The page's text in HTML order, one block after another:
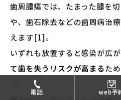
電話 web予
歯周膿瘍では、たまった膿を
や、歯石除去などの歯周病治
えます[1]。
いずれも放置すると感染が広が
て歯を失うリスクが高まるた